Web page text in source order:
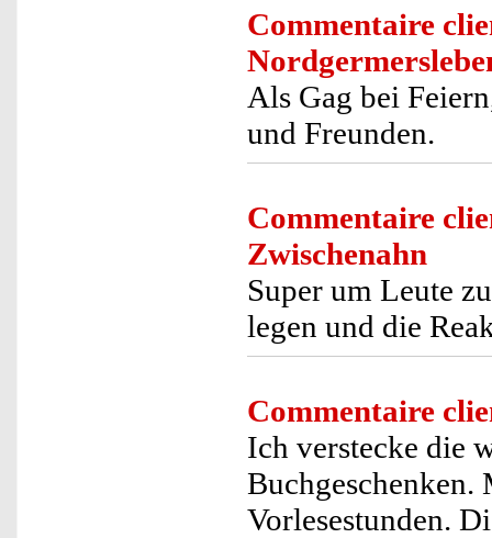
Commentaire
Als Gag bei
und Freunden.
Commentaire
Zwischenahn
Super um Leute
legen und die
Commentaire
Ich verstecke die
Buchgeschenken.
Vorlesestunden.